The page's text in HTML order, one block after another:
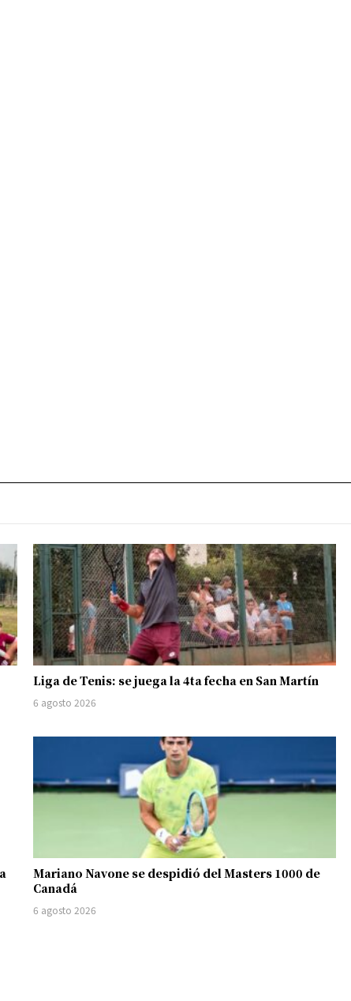
Liga de Tenis: se juega la 4ta fecha en San Martín
6 agosto 2026
Mariano Navone se despidió del Masters 1000 de
Canadá
6 agosto 2026